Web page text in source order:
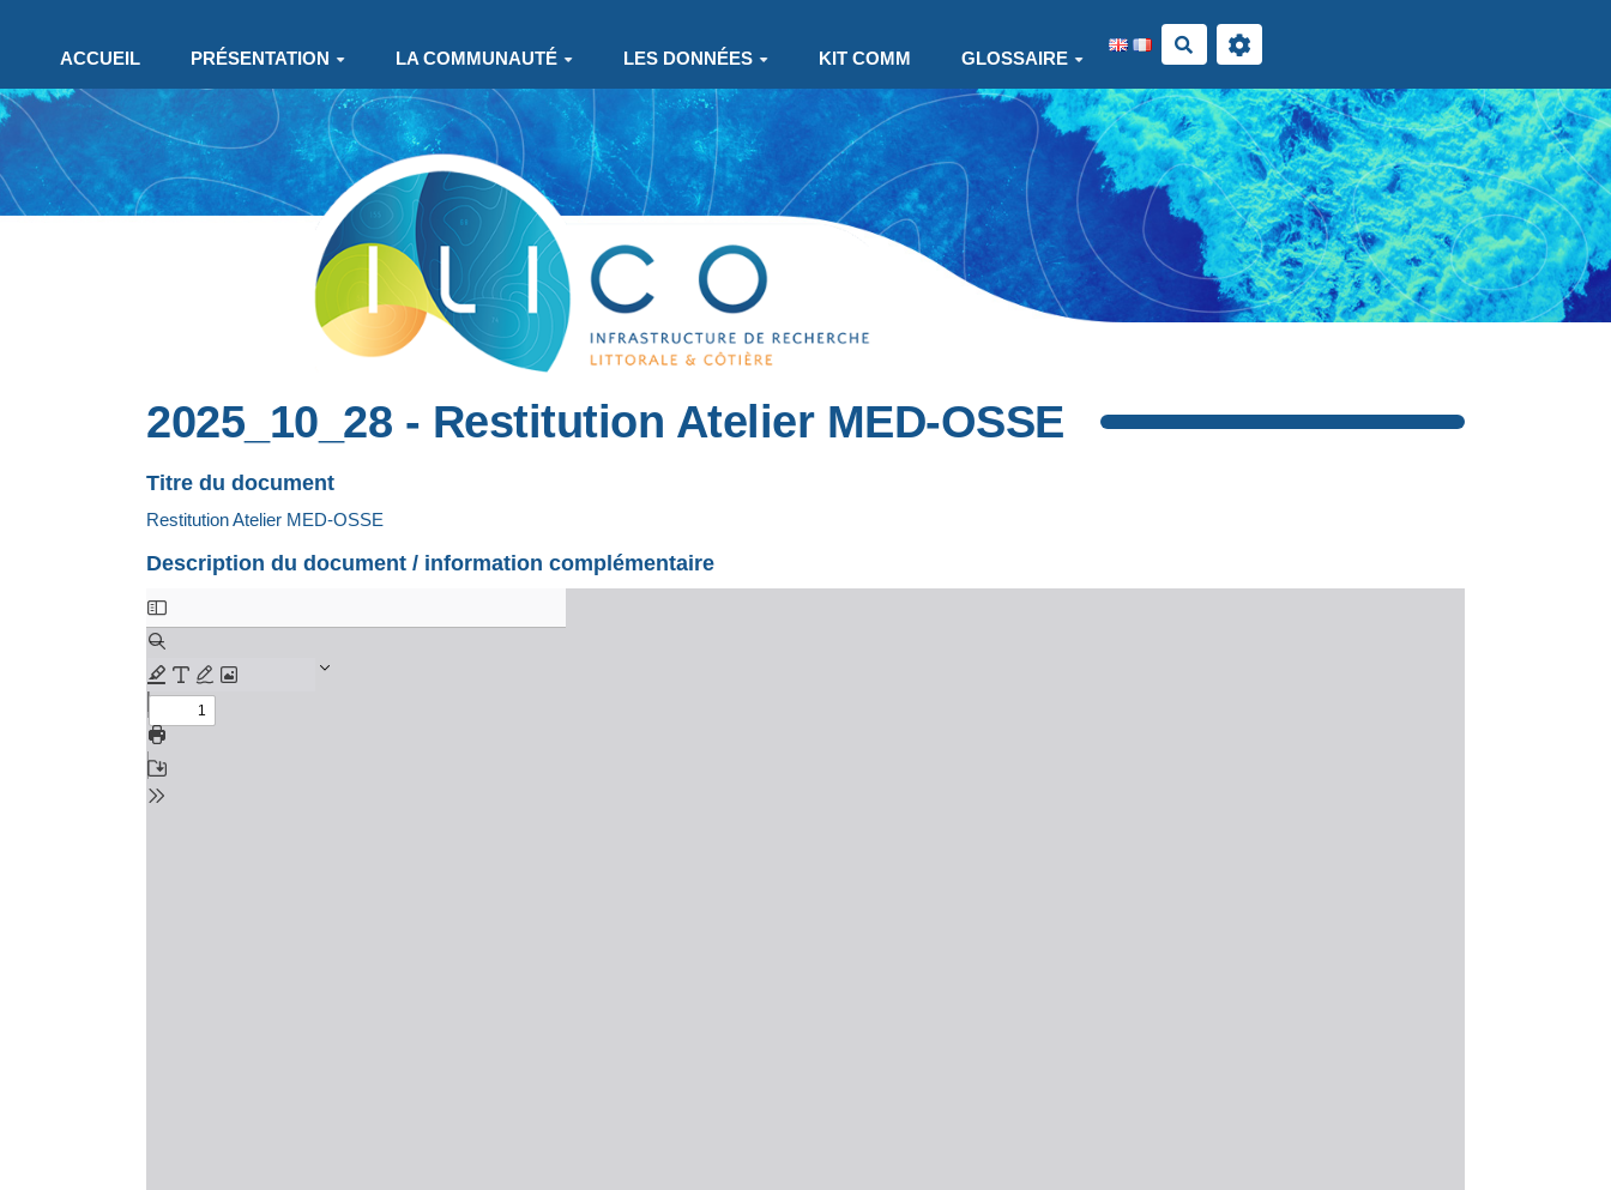
ACCUEIL
PRÉSENTATION LA COMMUNAUTÉ LES DONNÉES KIT COMM GLOSSAIRE
Rechercher
2025_10_28 - Restitution Atelier MED-OSSE
Titre du document
Restitution Atelier MED-OSSE
Description du document / information complémentaire